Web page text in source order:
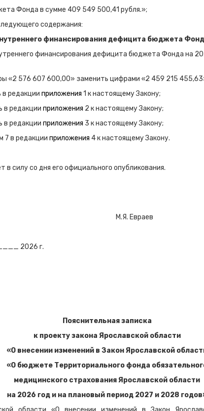
Фонда в сумме 409 549 500,41 рубля.»;
содержания:
финансирования дефицита бюджета
финансирования дефицита бюджета Фонда на
«2 576 607 600,00» заменить цифрами «2 459 215
редакции приложения 1 к настоящему Закону;
в редакции приложения 2 к настоящему Закону;
в редакции приложения 3 к настоящему Закону;
7 в редакции приложения 4 к настоящему Закону.
в силу со дня его официального опубликования.
области М.Я. Евраев
2026 г.
Пояснительная записка
к проекту закона Ярославской области
«О внесении изменений в Закон Ярославской
«О бюджете Территориального фонда
медицинского страхования Ярославской области
на 2026 год и на плановый период 2027 и 2028